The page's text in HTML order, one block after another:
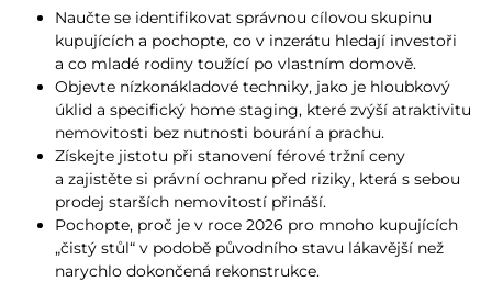
Naučte se identifikovat správnou cílovou skupinu
kupujících a pochopte, co v inzerátu hledají investoři
a co mladé rodiny toužící po vlastním domově.
Objevte nízkonákladové techniky, jako je hloubkový
úklid a specifický home staging, které zvýší atraktivitu
nemovitosti bez nutnosti bourání a prachu.
Získejte jistotu při stanovení férové tržní ceny
a zajistěte si právní ochranu před riziky, která s sebou
prodej starších nemovitostí přináší.
Pochopte, proč je v roce 2026 pro mnoho kupujících
„čistý stůl“ v podobě původního stavu lákavější než
narychlo dokončená rekonstrukce.